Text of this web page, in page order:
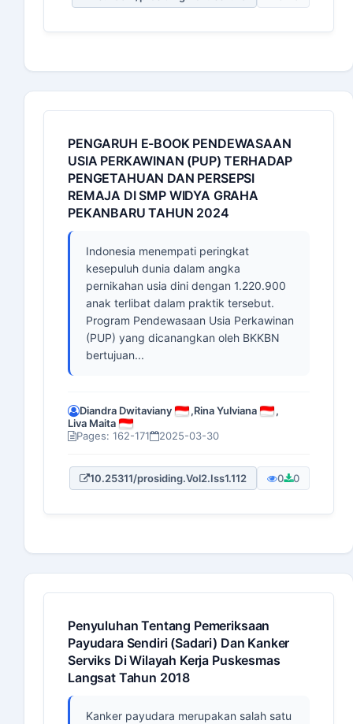
PENGARUH E-BOOK PENDEWASAAN
USIA PERKAWINAN (PUP) TERHADAP
PENGETAHUAN DAN PERSEPSI
REMAJA DI SMP WIDYA GRAHA
PEKANBARU TAHUN 2024
Indonesia menempati peringkat
kesepuluh dunia dalam angka
pernikahan usia dini dengan 1.220.900
anak terlibat dalam praktik tersebut.
Program Pendewasaan Usia Perkawinan
(PUP) yang dicanangkan oleh BKKBN
bertujuan...
Diandra Dwitaviany ,Rina Yulviana
,
Liva Maita
Pages: 162-171
2025-03-30
10.25311/prosiding.Vol2.Iss1.112 0 0
Penyuluhan Tentang Pemeriksaan
Payudara Sendiri (Sadari) Dan Kanker
Serviks Di Wilayah Kerja Puskesmas
Langsat Tahun 2018
Kanker payudara merupakan salah satu